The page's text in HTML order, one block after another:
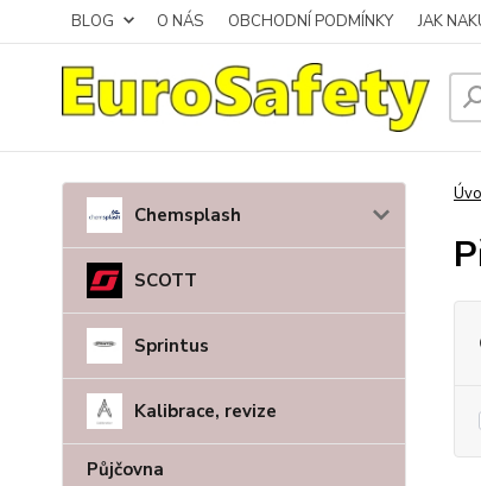
BLOG O NÁS OBCHODNÍ PODMÍNKY JAK
Chemsplash
SCOTT
Sprintus
Kalibrace, revize
Půjčovna